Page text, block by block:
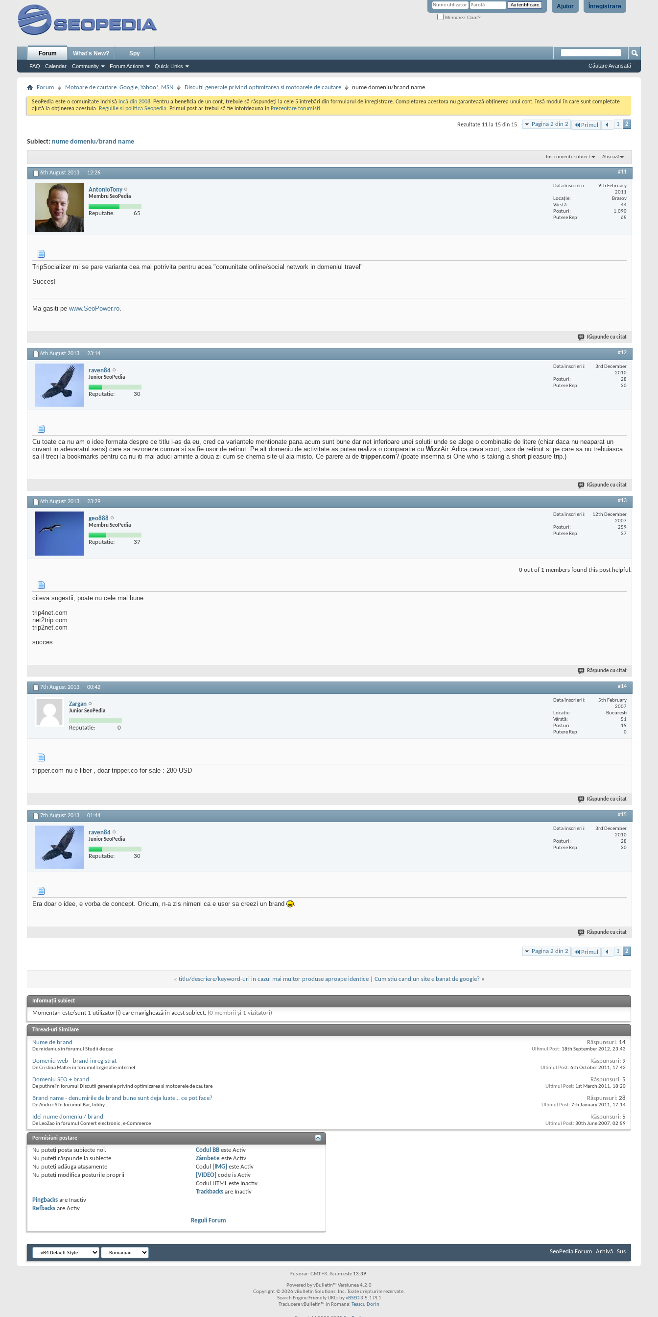
Înregistrare
Ajutor
Memorez Cont?
Forum
FAQ Calendar Community Forum Actions Quick Links
What's New? Spy
Căutare Avansată
Forum Motoare de cautare. Google, Yahoo!, MSN Discutii generale privind optimizarea si motoarele de cautare nume domeniu/brand name
SeoPedia este o comunitate inchisă incă din 2008. Pentru a beneficia de un cont, trebuie să răspundeți la cele 5 întrebări din formularul de înregistrare. Completarea acestora nu garantează obținerea unui cont, însă modul în care sunt completate
ajută la obținerea acestuia. Regulile si politica Seopedia. Primul post ar trebui să fie intotdeauna in Prezentare forumisti.
Pagina 2 din 2 Primul 1 2
Rezultate 11 la 15 din 15
Subiect: nume domeniu/brand name
Instrumente subiect Afișează
6th August 2013, 12:26 #11
AntonioTony
Membru SeoPedia
Reputatie: 65
Data înscrierii
9th February
2011
Locaţie
Brasov
Vârstă
44
Posturi
1.090
Putere Rep
65
TripSocializer mi se pare varianta cea mai potrivita pentru acea "comunitate online/social network in domeniul travel"
Succes!
Ma gasiti pe www.SeoPower.ro.
Răspunde cu citat
6th August 2013, 23:14 #12
raven84
Junior SeoPedia
Reputatie: 30
Data înscrierii
3rd December
2010
Posturi
28
Putere Rep
30
Cu toate ca nu am o idee formata despre ce titlu i-as da eu, cred ca variantele mentionate pana acum sunt bune dar net inferioare unei solutii unde se alege o combinatie de litere (chiar daca nu neaparat un
cuvant in adevaratul sens) care sa rezoneze cumva si sa fie usor de retinut. Pe alt domeniu de activitate as putea realiza o comparatie cu WizzAir. Adica ceva scurt, usor de retinut si pe care sa nu trebuiasca
sa il treci la bookmarks pentru ca nu iti mai aduci aminte a doua zi cum se chema site-ul ala misto. Ce parere ai de tripper.com? (poate insemna si One who is taking a short pleasure trip.)
Răspunde cu citat
6th August 2013, 23:29 #13
geo888
Membru SeoPedia
Reputatie: 37
Data înscrierii
12th December
2007
Posturi
259
Putere Rep
37
0 out of 1 members found this post helpful.
citeva sugestii, poate nu cele mai bune
trip4net.com
net2trip.com
trip2net.com
succes
Răspunde cu citat
7th August 2013, 00:42 #14
Zargan
Junior SeoPedia
Reputatie: 0
Data înscrierii
5th February
2007
Locaţie
Bucuresti
Vârstă
51
Posturi
19
Putere Rep
0
tripper.com nu e liber , doar tripper.co for sale : 280 USD
Răspunde cu citat
7th August 2013, 01:44 #15
raven84
Junior SeoPedia
Reputatie: 30
Data înscrierii
3rd December
2010
Posturi
28
Putere Rep
30
Era doar o idee, e vorba de concept. Oricum, n-a zis nimeni ca e usor sa creezi un brand .
Răspunde cu citat
Pagina 2 din 2 Primul 1 2
« titlu/descriere/keyword-uri in cazul mai multor produse aproape identice| Cum stiu cand un site e banat de google? »
Informații subiect
Momentan este/sunt 1 utilizator(i) care navighează în acest subiect. (0 membrii și 1 vizitatori)
Thread-uri Similare
Nume de brand
De midanius în forumul Studii de caz
Răspunsuri: 14
Ultimul Post: 18th September 2012, 23:43
Domeniu web - brand inregistrat
De Cristina Maftei în forumul Legislatie internet
Răspunsuri: 9
Ultimul Post: 6th October 2011, 17:42
Domeniu SEO + brand
De puthre în forumul Discutii generale privind optimizarea si motoarele de cautare
Răspunsuri: 5
Ultimul Post: 1st March 2011, 18:20
Brand name - denumirile de brand bune sunt deja luate... ce pot face?
De Andrei S în forumul Bar, lobby...
Răspunsuri: 28
Ultimul Post: 7th January 2011, 17:14
Idei nume domeniu / brand
De LeoZao în forumul Comert electronic, e-Commerce
Răspunsuri: 5
Ultimul Post: 30th June 2007, 02:59
Permisiuni postare
Nu puteţi posta subiecte noi.
Nu puteţi răspunde la subiecte
Nu puteţi adăuga ataşamente
Nu puteţi modifica posturile proprii
Codul BB esteActiv
Zâmbete esteActiv
Codul
[IMG] esteActiv
[VIDEO] code isActiv
Codul HTML este Inactiv
Trackbacks are Inactiv
Pingbacks are Inactiv
Refbacks are Activ
Reguli Forum
SeoPedia Forum Arhivă Sus
Fus orar: GMT +3. Acum este 13:39.
Powered by vBulletin™ Versiunea 4.2.0
Copyright © 2026 vBulletin Solutions, Inc. Toate drepturile rezervate.
Search Engine Friendly URLs byvBSEO3.5.1 PL1
Traducere vBulletin™ in Romana: Teascu Dorin